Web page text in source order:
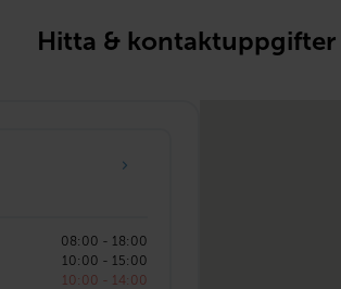
Hitta & kontaktuppgifter
08:00 - 18:00
10:00 - 15:00
10:00 - 14:00